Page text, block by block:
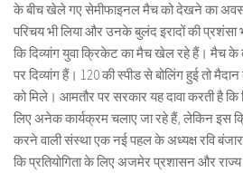
के बीच खेले गए सेमीफाइनल मैच को देखने का
परिचय भी लिया और उनके बुलंद इरादों की प्रशंसा
कि दिव्यांग युवा क्रिकेट का मैच खेल रहे हैं। मैच के
पर दिव्यांग हैं। 120 की स्पीड से बोलिंग हुई तो
को मिले। आमतौर पर सरकार यह दावा करती है
लिए अनेक कार्यक्रम चलाए जा रहे हैं, लेकिन इस
करने वाली संस्था एक नई पहल के अध्यक्ष रवि
कि प्रतियोगिता के लिए अजमेर प्रशासन और